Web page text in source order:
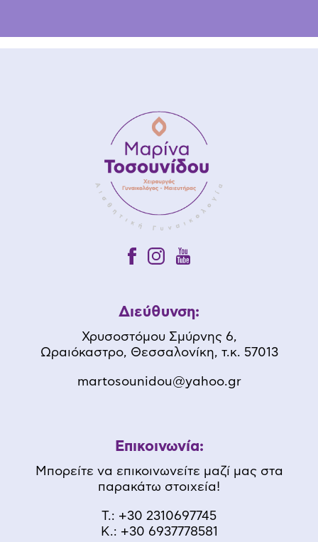
Διεύθυνση:
Χρυσοστόμου Σμύρνης 6,
Ωραιόκαστρο, Θεσσαλονίκη, τ.κ. 57013
martosounidou@yahoo.gr
Επικοινωνία:
Μπορείτε να επικοινωνείτε μαζί μας στα
παρακάτω στοιχεία!
Τ.: +30 2310697745
K.: +30 6937778581